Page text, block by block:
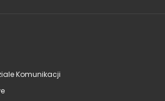
Komunikacji